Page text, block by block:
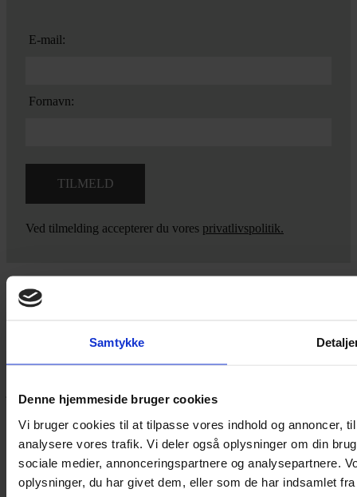
Samtykke
Denne hjemmeside bruger cookies
Vi bruger cookies til at tilpasse vores indhold og annoncer,
analysere vores trafik. Vi deler også oplysninger om din
sociale medier, annonceringspartnere og analysepartnere.
oplysninger, du har givet dem, eller som de har indsamlet
E-mail:
Fornavn:
Ved tilmelding accepterer du vores privatlivspolitik.
Yarn Every Wear
Hvis du bøvler med noget eller ønsker ny inspiration, så skriv til
Vestergade 12 6270, Tønder
60 51 96 50
post@yarneverywear.dk
CVR 43041649
Facebook-f Instagram